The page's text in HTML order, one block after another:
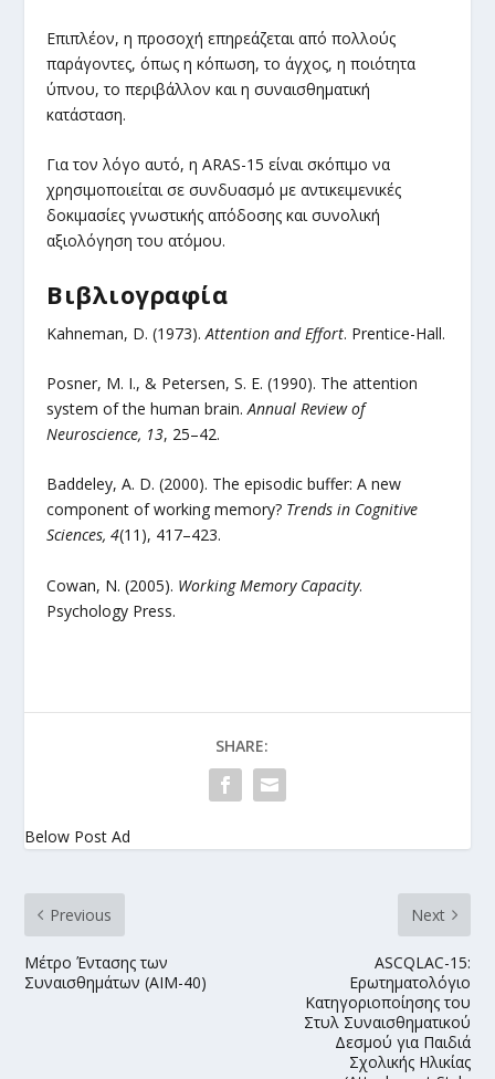
Επιπλέον, η προσοχή επηρεάζεται από πολλούς
παράγοντες, όπως η κόπωση, το άγχος, η ποιότητα
ύπνου, το περιβάλλον και η συναισθηματική
κατάσταση.
Για τον λόγο αυτό, η ARAS-15 είναι σκόπιμο να
χρησιμοποιείται σε συνδυασμό με αντικειμενικές
δοκιμασίες γνωστικής απόδοσης και συνολική
αξιολόγηση του ατόμου.
Βιβλιογραφία
Kahneman, D. (1973).Attention and Effort. Prentice-Hall.
Posner, M. I., & Petersen, S. E. (1990). The attention
system of the human brain.Annual Review of
Neuroscience, 13, 25–42.
Baddeley, A. D. (2000). The episodic buffer: A new
component of working memory? Trends in Cognitive
Sciences, 4(11), 417–423.
Cowan, N. (2005). Working Memory Capacity.
Psychology Press.
SHARE:
Below Post Ad
Previous
Μέτρο Έντασης των
Συναισθημάτων (AIM-40)
Next
ASCQLAC-15:
Ερωτηματολόγιο
Κατηγοριοποίησης του
Στυλ Συναισθηματικού
Δεσμού για Παιδιά
Σχολικής Ηλικίας